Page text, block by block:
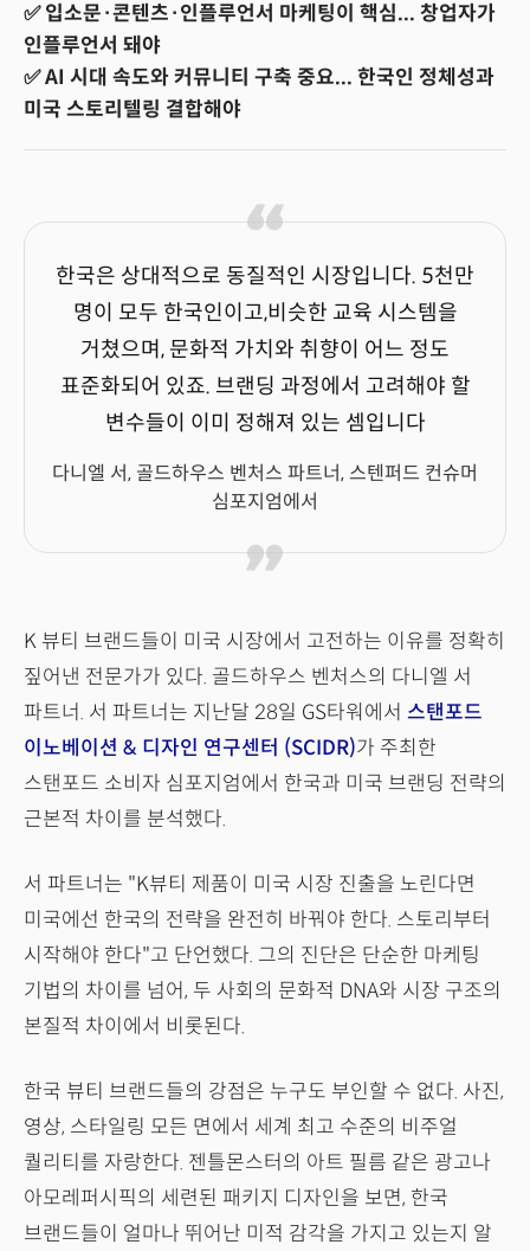
✅ 입소문·콘텐츠·인플루언서 마케팅이 핵심... 창업자가
인플루언서 돼야
✅ AI 시대 속도와 커뮤니티 구축 중요... 한국인 정체성과
미국 스토리텔링 결합해야
한국은 상대적으로 동질적인 시장입니다. 5천만
명이 모두 한국인이고,비슷한 교육 시스템을
거쳤으며, 문화적 가치와 취향이 어느 정도
표준화되어 있죠. 브랜딩 과정에서 고려해야 할
변수들이 이미 정해져 있는 셈입니다
다니엘 서, 골드하우스 벤처스 파트너, 스텐퍼드 컨슈머
심포지엄에서
K 뷰티 브랜드들이 미국 시장에서 고전하는 이유를 정확히
짚어낸 전문가가 있다. 골드하우스 벤처스의 다니엘 서
파트너. 서 파트너는 지난달 28일 GS타워에서 스탠포드
이노베이션 & 디자인 연구센터 (SCIDR)가 주최한
스탠포드 소비자 심포지엄에서 한국과 미국 브랜딩 전략의
근본적 차이를 분석했다.
서 파트너는 "K뷰티 제품이 미국 시장 진출을 노린다면
미국에선 한국의 전략을 완전히 바꿔야 한다. 스토리부터
시작해야 한다"고 단언했다. 그의 진단은 단순한 마케팅
기법의 차이를 넘어, 두 사회의 문화적 DNA와 시장 구조의
본질적 차이에서 비롯된다.
한국 뷰티 브랜드들의 강점은 누구도 부인할 수 없다. 사진,
영상, 스타일링 모든 면에서 세계 최고 수준의 비주얼
퀄리티를 자랑한다. 젠틀몬스터의 아트 필름 같은 광고나
아모레퍼시픽의 세련된 패키지 디자인을 보면, 한국
브랜드들이 얼마나 뛰어난 미적 감각을 가지고 있는지 알